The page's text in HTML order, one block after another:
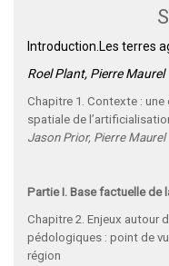
Introduction.Les terres
Roel Plant, Pierre Maurel
Chapitre 1. Contexte : une
spatiale de
Jason Prior, Pierre Maurel
Partie I. Base factuelle de
Chapitre 2. Enjeux autour
pédologiques : point de
région